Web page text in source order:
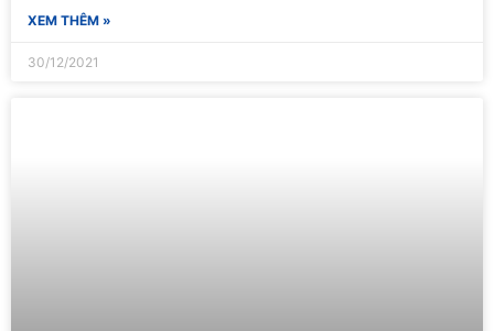
XEM THÊM »
30/12/2021